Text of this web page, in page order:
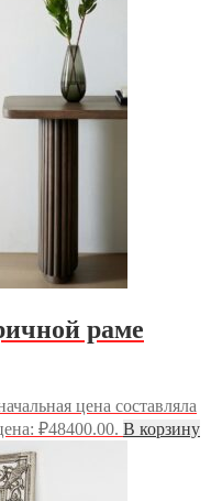
раме
цена составляла
₽48400.00. В корзину